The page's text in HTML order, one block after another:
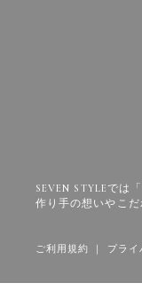
SEVEN STYLEでは
作り手の想いやこ
ご利用規約 ｜ プライ